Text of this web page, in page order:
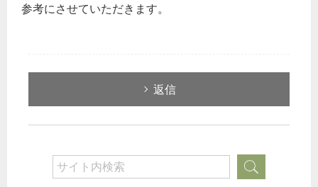
参考にさせていただきます。
返信